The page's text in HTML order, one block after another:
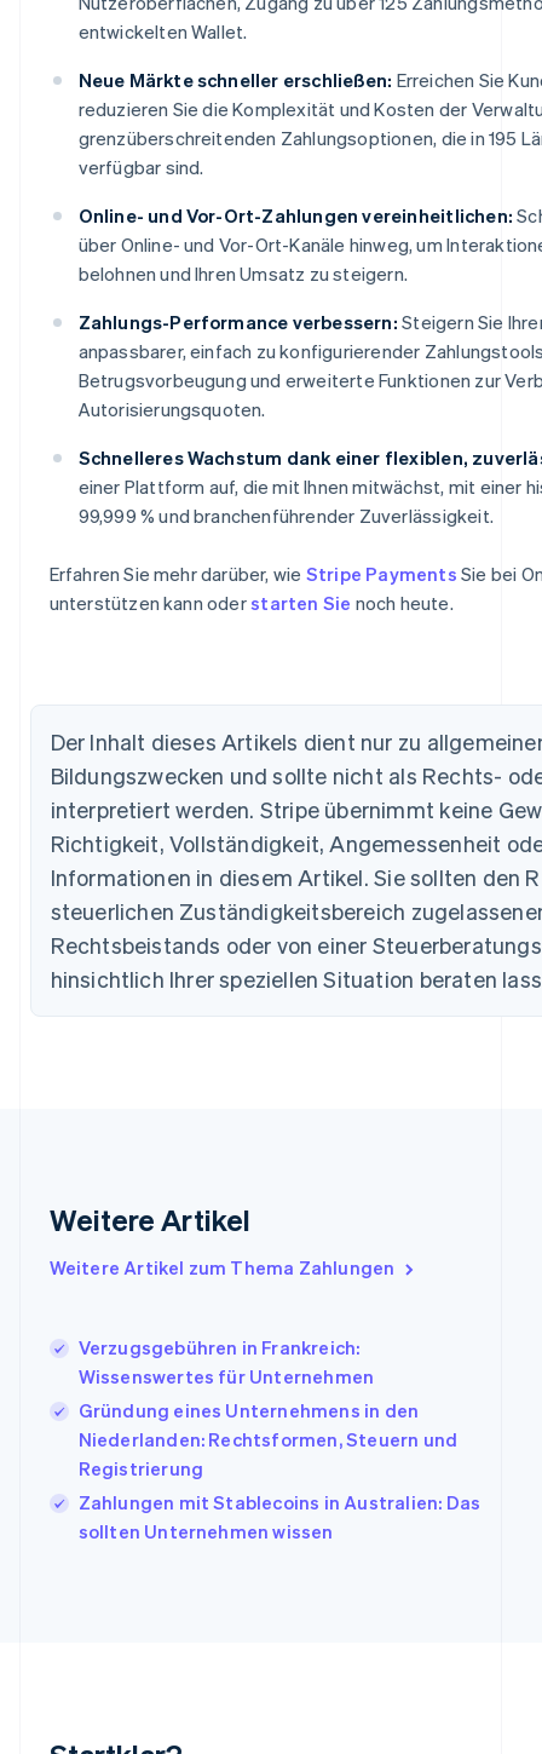
entwickelten Wallet.
Neue Märkte schneller erschließen: Erreichen Sie
reduzieren Sie die Komplexität und Kosten der
grenzüberschreitenden Zahlungsoptionen, die in 195
verfügbar sind.
Online- und Vor-Ort-Zahlungen vereinheitlichen:
über Online- und Vor-Ort-Kanäle hinweg, um
belohnen und Ihren Umsatz zu steigern.
Zahlungs-Performance verbessern: Steigern Sie
anpassbarer, einfach zu konfigurierender
Betrugsvorbeugung und erweiterte Funktionen zur
Autorisierungsquoten.
Schnelleres Wachstum dank einer flexiblen,
einer Plattform auf, die mit Ihnen mitwächst, mit einer
99,999 % und branchenführender Zuverlässigkeit.
Erfahren Sie mehr darüber, wie Stripe Payments Sie bei
unterstützen kann oderstarten Sie noch heute.
Der Inhalt dieses Artikels dient nur zu
Bildungszwecken und sollte nicht als Rechts-
interpretiert werden. Stripe übernimmt keine
Richtigkeit, Vollständigkeit, Angemessenheit
Informationen in diesem Artikel. Sie sollten den
steuerlichen Zuständigkeitsbereich
Rechtsbeistands oder von einer
hinsichtlich Ihrer speziellen Situation beraten
Weitere Artikel
Weitere Artikel zum Thema Zahlungen
Verzugsgebühren in Frankreich:
Wissenswertes für Unternehmen
Gründung eines Unternehmens in den
Niederlanden: Rechtsformen, Steuern und
Registrierung
Zahlungen mit Stablecoins in Australien: Das
sollten Unternehmen wissen
Australien
Brasilien
Bulgarien
English
Dänemark
English
Deutschland
DeutschEnglish
English
Festlandchina
简体中文 English
Finnland
EnglishSvenska
English
English
Japan
日本語
Kanada
English Français
Kroatien
EnglishItaliano
English
Liechtenstein